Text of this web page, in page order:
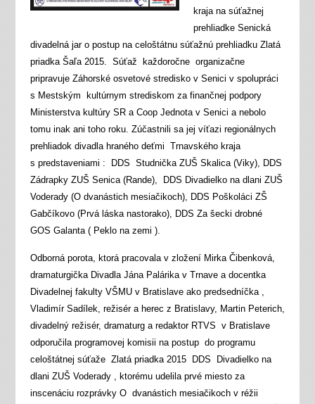
kraja na súťažnej
prehliadke Senická
divadelná jar o postup na celoštátnu súťažnú prehliadku Zlatá
priadka Šaľa 2015. Súťaž každoročne organizačne
pripravuje Záhorské osvetové stredisko v Senici v spolupráci
s Mestským kultúrnym strediskom za finančnej podpory
Ministerstva kultúry SR a Coop Jednota v Senici a nebolo
tomu inak ani toho roku. Zúčastnili sa jej víťazi regionálnych
prehliadok divadla hraného deťmi Trnavského kraja
s predstaveniami : DDS Studnička ZUŠ Skalica (Viky), DDS
Zádrapky ZUŠ Senica (Rande), DDS Divadielko na dlani ZUŠ
Voderady (O dvanástich mesiačikoch), DDS Poškoláci ZŠ
Gabčíkovo (Prvá láska nastorako), DDS Za šecki drobné
GOS Galanta ( Peklo na zemi ).
Odborná porota, ktorá pracovala v zložení Mirka Čibenková,
dramaturgička Divadla Jána Palárika v Trnave a docentka
Divadelnej fakulty VŠMU v Bratislave ako predsedníčka ,
Vladimír Sadílek, režisér a herec z Bratislavy, Martin Peterich,
divadelný režisér, dramaturg a redaktor RTVS v Bratislave
odporučila programovej komisii na postup do programu
celoštátnej súťaže Zlatá priadka 2015 DDS Divadielko na
dlani ZUŠ Voderady , ktorému udelila prvé miesto za
inscenáciu rozprávky O dvanástich mesiačikoch v réžii